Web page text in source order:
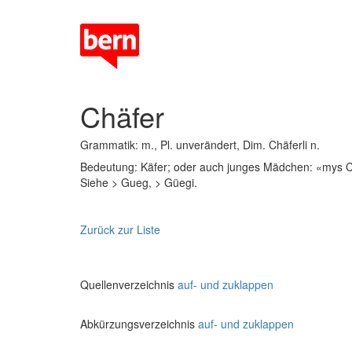
Chäfer
Grammatik: m., Pl. unverändert, Dim. Chäferli n.
Bedeutung: Käfer; oder auch junges Mädchen: «mys
Siehe > Gueg, > Güegi.
Zurück zur Liste
Quellenverzeichnis auf- und zuklappen
Abkürzungsverzeichnis auf- und zuklappen